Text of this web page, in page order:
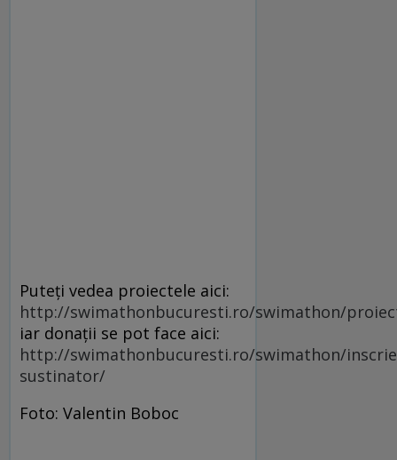
Puteți vedea proiectele aici:
http://swimathonbucuresti.ro/swimathon/
iar donații se pot face aici:
http://swimathonbucuresti.ro/swimathon/
sustinator/
Foto: Valentin Boboc